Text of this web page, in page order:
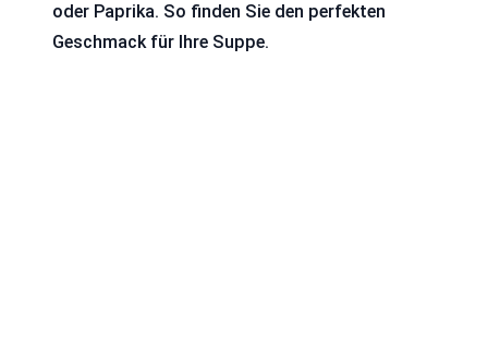
oder Paprika. So finden Sie den perfekten
Geschmack für Ihre Suppe.